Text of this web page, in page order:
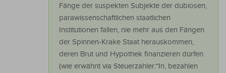
Fänge der suspekten Subjekte der dubiosen,
parawissenschaftlichen staatlichen
Institutionen fallen, nie mehr aus den Fängen
der Spinnen-Krake Staat herauskommen,
deren Brut und Hypothek finanzieren dürfen
(wie erwähnt via Steuerzahler:*In, bezahlen